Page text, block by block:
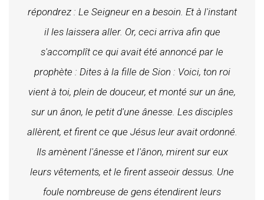
répondrez : Le Seigneur en a besoin. Et à l'instant
il les laissera aller. Or, ceci arriva afin que
s'accomplît ce qui avait été annoncé par le
prophète : Dites à la fille de Sion : Voici, ton roi
vient à toi, plein de douceur, et monté sur un âne,
sur un ânon, le petit d'une ânesse. Les disciples
allèrent, et firent ce que Jésus leur avait ordonné.
Ils amènent l'ânesse et l'ânon, mirent sur eux
leurs vêtements, et le firent asseoir dessus. Une
foule nombreuse de gens étendirent leurs